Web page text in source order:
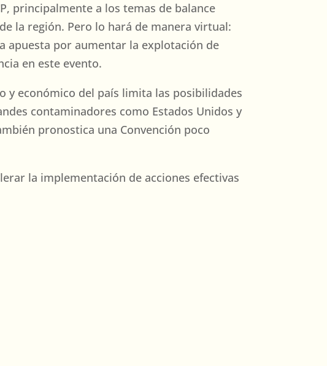
principalmente a los temas de balance
la región. Pero lo hará de manera virtual:
apuesta por aumentar la explotación de
en este evento.
y económico del país limita las posibilidades
contaminadores como Estados Unidos y
pronostica una Convención poco
la implementación de acciones efectivas